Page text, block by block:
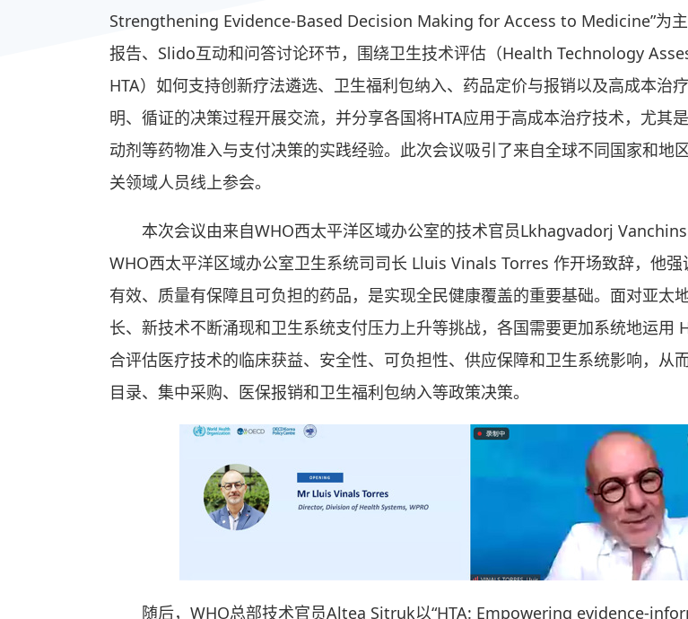
Strengthening Evidence-Based Decision Making for Access to Medicine”为
报告、Slido互动和问答讨论环节，围绕卫生技术评估（Health Technology
HTA）如何支持创新疗法遴选、卫生福利包纳入、药品定价与报销以及高成本治
明、循证的决策过程开展交流，并分享各国将HTA应用于高成本治疗技术，尤其
动剂等药物准入与支付决策的实践经验。此次会议吸引了来自全球不同国家和地
关领域人员线上参会。
本次会议由来自WHO西太平洋区域办公室的技术官员Lkhagvadorj
WHO西太平洋区域办公室卫生系统司司长 Lluis Vinals Torres 作开场致辞，他强
有效、质量有保障且可负担的药品，是实现全民健康覆盖的重要基础。面对亚太
长、新技术不断涌现和卫生系统支付压力上升等挑战，各国需要更加系统地运用
合评估医疗技术的临床获益、安全性、可负担性、供应保障和卫生系统影响，从
目录、集中采购、医保报销和卫生福利包纳入等政策决策。
随后，WHO总部技术官员Altea Sitruk以“HTA: Empowering evidence-